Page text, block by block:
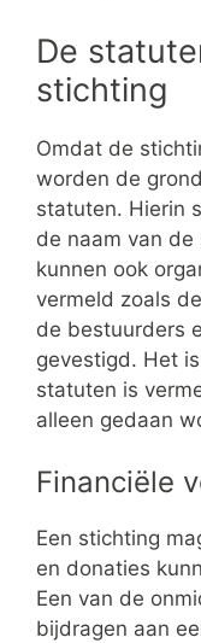
De
stichting
Omdat de
worden de
statuten. Hierin
de naam van
kunnen ook
vermeld zoals
de bestuurders
gevestigd. Het
statuten is
alleen gedaan
Financiële
Een stichting
en donaties
Een van de
bijdragen aan